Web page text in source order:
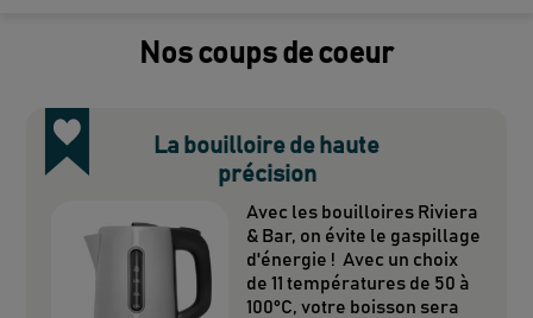
Nos coups de coeur
La bouilloire de haute
précision
Avec les bouilloires Riviera
& Bar, on évite le gaspillage
d'énergie ! Avec un choix
de 11 températures de 50 à
100°C, votre boisson sera